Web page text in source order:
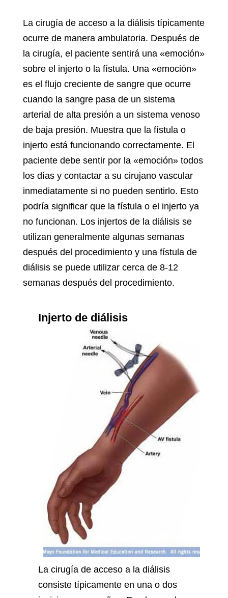
La cirugía de acceso a la diálisis típicamente
ocurre de manera ambulatoria. Después de
la cirugía, el paciente sentirá una «emoción»
sobre el injerto o la fístula. Una «emoción»
es el flujo creciente de sangre que ocurre
cuando la sangre pasa de un sistema
arterial de alta presión a un sistema venoso
de baja presión. Muestra que la fístula o
injerto está funcionando correctamente. El
paciente debe sentir por la «emoción» todos
los días y contactar a su cirujano vascular
inmediatamente si no pueden sentirlo. Esto
podría significar que la fístula o el injerto ya
no funcionan. Los injertos de la diálisis se
utilizan generalmente algunas semanas
después del procedimiento y una fístula de
diálisis se puede utilizar cerca de 8-12
semanas después del procedimiento.
Injerto de diálisis
La cirugía de acceso a la diálisis
consiste típicamente en una o dos